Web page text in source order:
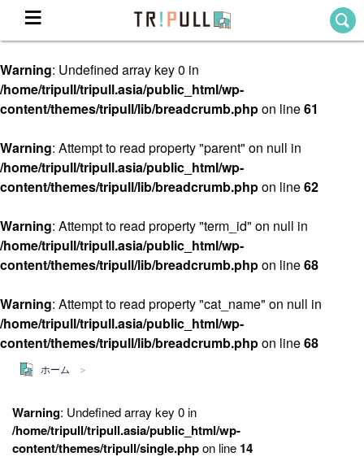
ホーム
Theme
テーマから探す
TRIPULLブログ
About
私たちについて
Warning: Undefined array key 0 in
/home/tripull/tripull.asia/public_html/wp-
content/themes/tripull/lib/breadcrumb.phpon line61
Warning: Attempt to read property "parent" on null in
/home/tripull/tripull.asia/public_html/wp-
content/themes/tripull/lib/breadcrumb.phpon line62
Warning: Attempt to read property "term_id" on null in
/home/tripull/tripull.asia/public_html/wp-
content/themes/tripull/lib/breadcrumb.phpon line68
Warning: Attempt to read property "cat_name" on null in
/home/tripull/tripull.asia/public_html/wp-
content/themes/tripull/lib/breadcrumb.phpon line68
ホーム
Warning: Undefined array key 0 in
/home/tripull/tripull.asia/public_html/wp-
content/themes/tripull/single.phpon line 14